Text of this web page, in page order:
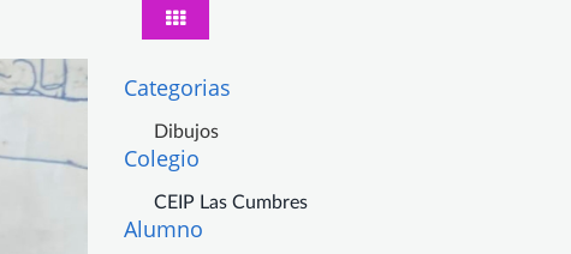
Categorias
Dibujos
Colegio
CEIP Las Cumbres
Alumno